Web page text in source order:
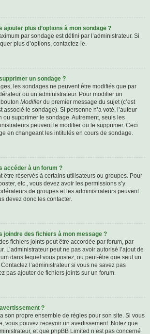
ajouter plus d’options à mon sondage ?
par sondage est défini par l’administrateur. Si
plus d’options, contactez-le.
un sondage ?
les sondages ne peuvent être modifiés que par
ou un administrateur. Pour modifier un
Modifierdu premier message du sujet (c’est
associé le sondage). Si personne n’a voté, l’auteur
ou supprimer le sondage. Autrement, seuls les
peuvent le modifier ou le supprimer. Ceci
en changeant les intitulés en cours de sondage.
accéder à un forum ?
être réservés à certains utilisateurs ou groupes. Pour
etc., vous devez avoir les permissions s’y
de groupes et les administrateurs peuvent
devez donc les contacter.
joindre des fichiers à mon message ?
fichiers joints peut être accordée par forum, par
L’administrateur peut ne pas avoir autorisé l’ajout de
dans lequel vous postez, ou peut-être que seul un
l’administrateur si vous ne savez pas
pas ajouter de fichiers joints sur un forum.
?
son propre ensemble de règles pour son site. Si vous
vous pouvez recevoir un avertissement. Notez que
et que phpBB Limited n’est pas concerné